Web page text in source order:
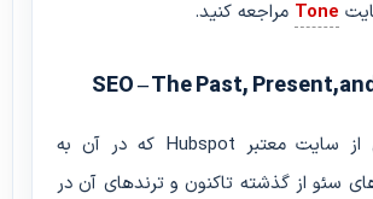
Tone مراجعه کنید.
SEO – The Past,
یک کتاب عالی از سایت معتبر Hubspot که در آن به
سئو از گذشته تاکنون و ترندهای آن در